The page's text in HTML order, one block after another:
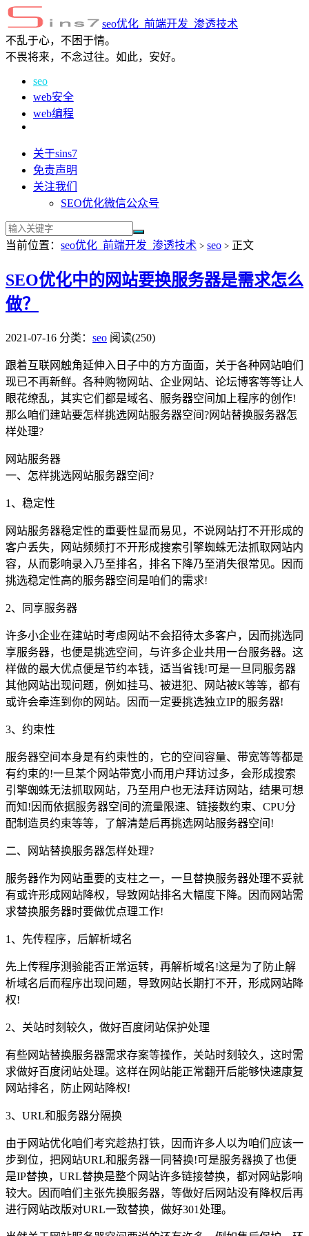
seo优化_前端开发_渗透技术
不乱于心，不困于情。
不畏将来，不念过往。如此，安好。
seo
web安全
web编程
关于sins7
免责声明
关注我们
SEO优化微信公众号
当前位置： seo优化_前端开发_渗透技术 > seo > 正文
SEO优化中的网站要换服务器是需求怎么
做？
2021-07-16 分类： seo 阅读(250)
跟着互联网触角延伸入日子中的方方面面，关于各种网站咱们
现已不再新鲜。各种购物网站、企业网站、论坛博客等等让人
眼花缭乱，其实它们都是域名、服务器空间加上程序的创作!
那么咱们建站要怎样挑选网站服务器空间?网站替换服务器怎
样处理?
网站服务器
一、怎样挑选网站服务器空间?
1、稳定性
网站服务器稳定性的重要性显而易见，不说网站打不开形成的
客户丢失，网站频频打不开形成搜索引擎蜘蛛无法抓取网站内
容，从而影响录入乃至排名，排名下降乃至消失很常见。因而
挑选稳定性高的服务器空间是咱们的需求!
2、同享服务器
许多小企业在建站时考虑网站不会招待太多客户，因而挑选同
享服务器，也便是挑选空间，与许多企业共用一台服务器。这
样做的最大优点便是节约本钱，适当省钱!可是一旦同服务器
其他网站出现问题，例如挂马、被进犯、网站被K等等，都有
或许会牵连到你的网站。因而一定要挑选独立IP的服务器!
3、约束性
服务器空间本身是有约束性的，它的空间容量、带宽等等都是
有约束的!一旦某个网站带宽小而用户拜访过多，会形成搜索
引擎蜘蛛无法抓取网站，乃至用户也无法拜访网站，结果可想
而知!因而依据服务器空间的流量限速、链接数约束、CPU分
配制造员约束等等，了解清楚后再挑选网站服务器空间!
二、网站替换服务器怎样处理?
服务器作为网站重要的支柱之一，一旦替换服务器处理不妥就
有或许形成网站降权，导致网站排名大幅度下降。因而网站需
求替换服务器时要做优点理工作!
1、先传程序，后解析域名
先上传程序测验能否正常运转，再解析域名!这是为了防止解
析域名后而程序出现问题，导致网站长期打不开，形成网站降
权!
2、关站时刻较久，做好百度闭站保护处理
有些网站替换服务器需求存案等操作，关站时刻较久，这时需
求做好百度闭站处理。这样在网站能正常翻开后能够快速康复
网站排名，防止网站降权!
3、URL和服务器分隔换
由于网站优化咱们考究趁热打铁，因而许多人以为咱们应该一
步到位，把网站URL和服务器一同替换!可是服务器换了也便
是IP替换，URL替换是整个网站许多链接替换，都对网站影响
较大。因而咱们主张先换服务器，等做好后网站没有降权后再
进行网站改版对URL一致替换，做好301处理。